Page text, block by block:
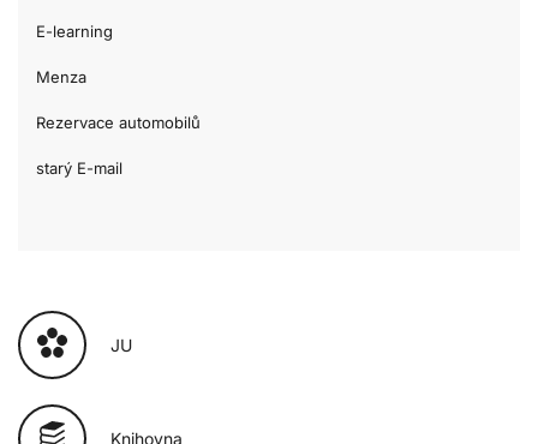
E-learning
Menza
Rezervace automobilů
starý E-mail
JU
Knihovna